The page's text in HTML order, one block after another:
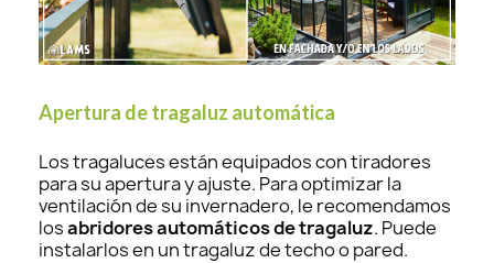
Apertura de tragaluz automática
Los tragaluces están equipados con tiradores
para su apertura y ajuste. Para optimizar la
ventilación de su invernadero, le recomendamos
losabridores automáticos de tragaluz. Puede
instalarlos en un tragaluz de techo o pared.